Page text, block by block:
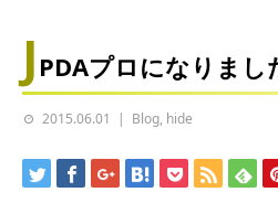
J PDAプロになりまし
2015.06.01 Blog, hide